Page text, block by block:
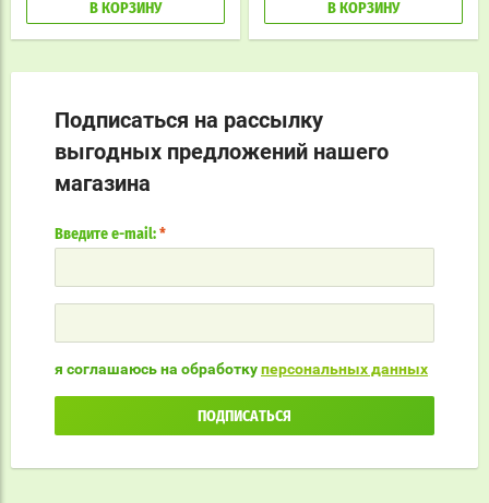
В КОРЗИНУ В КОРЗИНУ
Подписаться на рассылку
выгодных предложений нашего
магазина
Введите e-mail: *
я соглашаюсь на обработкуперсональных данных
ПОДПИСАТЬСЯ